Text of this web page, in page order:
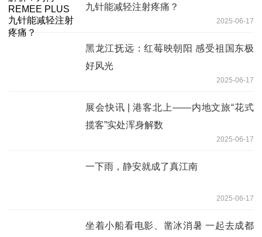
九针能减轻注射疼痛？
2025-06-17
黑龙江抚远：红莓映朝阳 感受祖国东极
好风光
2025-06-17
展会快讯 | 港客北上——内地文旅“花式
揽客”实处浑身解数
2025-06-17
一下雨，静安就成了真江南
2025-06-17
坐着小船看电影、凿冰消暑 一起去成都